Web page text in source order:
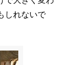
しれないで